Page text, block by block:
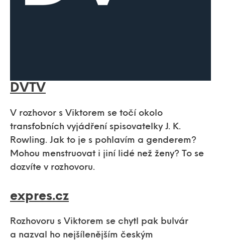
DVTV
V rozhovor s Viktorem se točí okolo
transfobních vyjádření spisovatelky J. K.
Rowling. Jak to je s pohlavím a genderem?
Mohou menstruovat i jiní lidé než ženy? To se
dozvíte v rozhovoru.
expres.cz
Rozhovoru s Viktorem se chytl pak bulvár
a nazval ho nejšílenějším českým